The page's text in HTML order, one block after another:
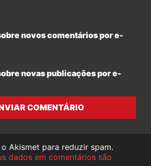
novos comentários por e-
novas publicações por e-
COMENTÁRIO
Akismet para reduzir spam.
dados em comentários são